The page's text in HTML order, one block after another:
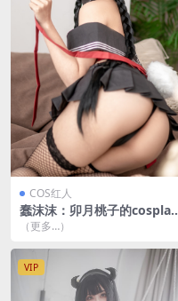
COS红人
蠢沫沫：卯月桃子的cosplay
风采[40P-462MB]
（更多…）
VIP